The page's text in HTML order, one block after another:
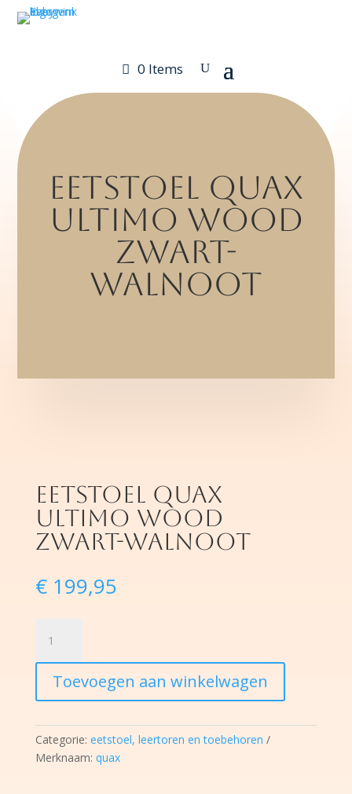
0 Items
eetstoel quax
ultimo wood
zwart-
walnoot
eetstoel quax
ultimo wood
zwart-walnoot
€199,95
quax
ultimo
wood
zwart-
hoeveelheid
Toevoegen aan winkelwagen
Categorie: eetstoel, leertoren en toebehoren
Merknaam: quax